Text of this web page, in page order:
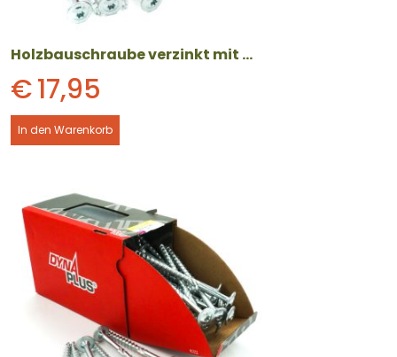
Holzbauschraube verzinkt mit Tellerkopf (8 x 80 mm) 50 Stück
€17,95
In den Warenkorb